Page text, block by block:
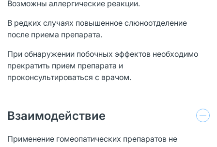
Возможны аллергические реакции.
В редких случаях повышенное слюноотделение
после приема препарата.
При обнаружении побочных эффектов необходимо
прекратить прием препарата и
проконсультироваться с врачом.
Взаимодействие
Применение гомеопатических препаратов не